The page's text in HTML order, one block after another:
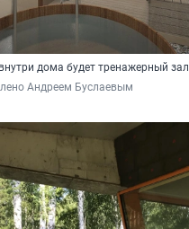
дома будет тренажерный зал
Андреем Буслаевым